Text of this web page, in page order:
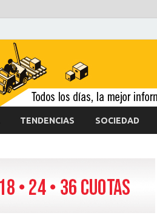
TENDENCIAS SOCIEDAD